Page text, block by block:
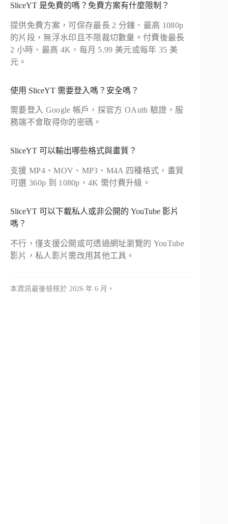
SliceYT 是免費的嗎？免費方案有什麼限制？
提供免費方案，可保存最長 2 分鐘、最高 1080p
的片段，無浮水印且不限裁切數量。付費後最長
2 小時、最高 4K，每月 5.99 美元或每年 35 美
元。
使用 SliceYT 需要登入嗎？安全嗎？
需要登入 Google 帳戶，採官方 OAuth 驗證，服
務端不會取得你的密碼。
SliceYT 可以輸出哪些格式與畫質？
支援 MP4、MOV、MP3、M4A 四種格式，畫質
可選 360p 到 1080p，4K 需付費升級。
SliceYT 可以下載私人或非公開的 YouTube 影片
嗎？
不行，僅支援公開或可透過網址瀏覽的 YouTube
影片，私人影片需改用其他工具。
本資訊最後檢核於 2026 年 6 月。